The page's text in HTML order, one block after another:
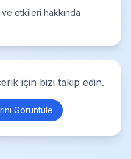
ve etkileri hakkında
için bizi takip edin.
Görüntüle